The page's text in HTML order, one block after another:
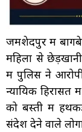
जमशेदपुर में
महिला से
में पुलिस ने
न्यायिक
को बस्ती में
संदेश देने वाले